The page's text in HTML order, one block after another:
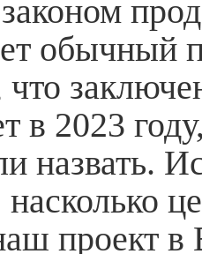
обычный
что
в 2023
назвать.
проект